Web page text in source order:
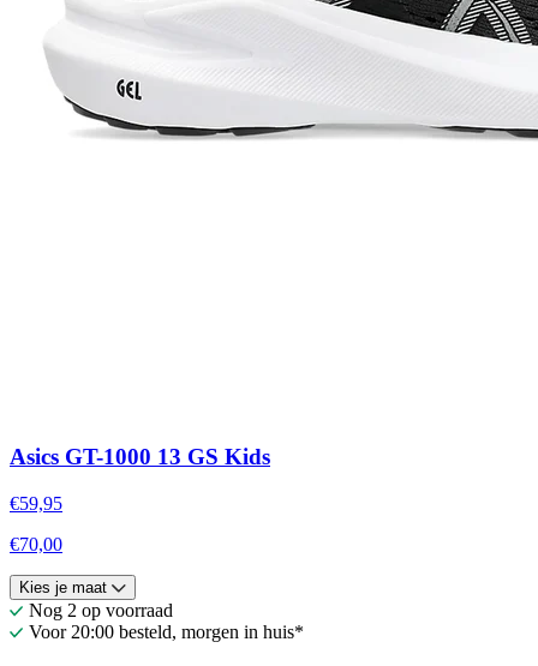
Asics GT-1000 13 GS Kids
€59,95
€70,00
Kies je maat
Nog 2 op voorraad
Voor 20:00 besteld, morgen in huis*